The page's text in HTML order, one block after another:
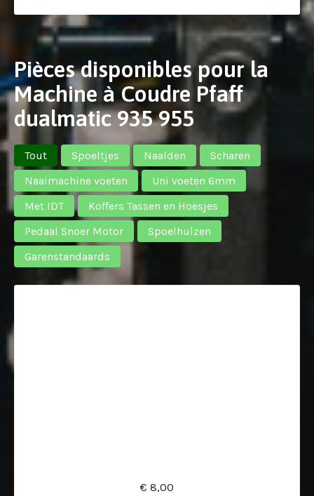
Pièces disponibles pour la
Machine à Coudre Pfaff
dualmatic 935 955
Tout Spoeltjes Naalden
Scharen
Naaimachine voeten
Uni voeten 6mm
Met IDT
Koffers Tassen en Hoesjes
Pedaal Snoer Motor
Spoelhulzen
Garenstandaards
€ 8,00